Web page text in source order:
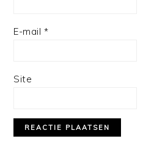
E-mail *
Site